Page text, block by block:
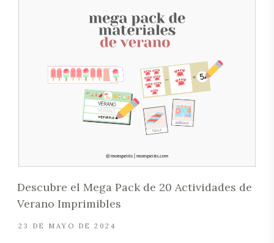
Descubre el Mega Pack de 20 Actividades de
Verano Imprimibles
23 DE MAYO DE 2024